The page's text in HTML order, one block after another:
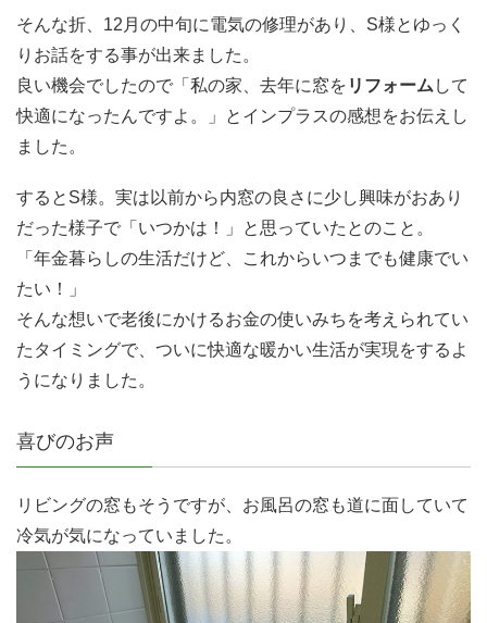
そんな折、12月の中旬に電気の修理があり、S様とゆっく
りお話をする事が出来ました。
良い機会でしたので「私の家、去年に窓を リフォーム して
快適になったんですよ。」とインプラスの感想をお伝えし
ました。
するとS様。実は以前から内窓の良さに少し興味がおあり
だった様子で「いつかは！」と思っていたとのこと。
「年金暮らしの生活だけど、これからいつまでも健康でい
たい！」
そんな想いで老後にかけるお金の使いみちを考えられてい
たタイミングで、ついに快適な暖かい生活が実現をするよ
うになりました。
喜びのお声
リビングの窓もそうですが、お風呂の窓も道に面していて
冷気が気になっていました。